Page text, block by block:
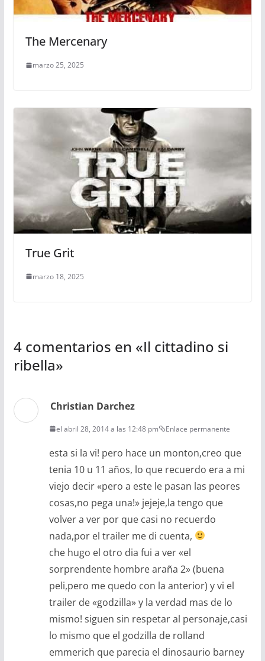
The Mercenary
marzo 25, 2025
True Grit
marzo 18, 2025
4 comentarios en «Il cittadino si
ribella»
Christian Darchez
el abril 28, 2014 a las 12:48 pm Enlace permanente
esta si la vi! pero hace un monton,creo que
tenia 10 u 11 años, lo que recuerdo era a mi
viejo decir «pero a este le pasan las peores
cosas,no pega una!» jejeje,la tengo que
volver a ver por que casi no recuerdo
nada,por el trailer me di cuenta,
che hugo el otro dia fui a ver «el
sorprendente hombre araña 2» (buena
peli,pero me quedo con la anterior) y vi el
trailer de «godzilla» y la verdad mas de lo
mismo! siguen sin respetar al personaje,casi
lo mismo que el godzilla de rolland
emmerich que parecia el dinosaurio barney